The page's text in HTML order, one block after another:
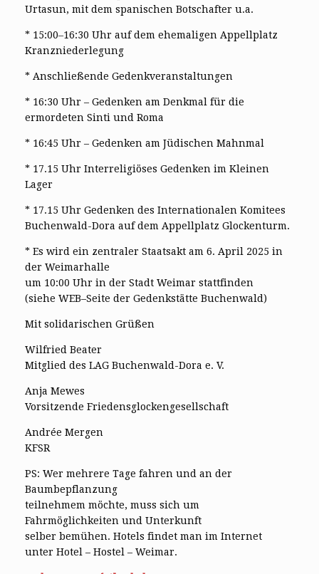
Urtasun, mit dem spanischen Botschafter u.a.
* 15:00‒16:30 Uhr auf dem ehemaligen Appellplatz
Kranzniederlegung
* Anschließende Gedenkveranstaltungen
* 16:30 Uhr – Gedenken am Denkmal für die
ermordeten Sinti und Roma
* 16:45 Uhr – Gedenken am Jüdischen Mahnmal
* 17.15 Uhr Interreligiöses Gedenken im Kleinen
Lager
* 17.15 Uhr Gedenken des Internationalen Komitees
Buchenwald-Dora auf dem Appellplatz Glockenturm.
* Es wird ein zentraler Staatsakt am 6. April 2025 in
der Weimarhalle
um 10:00 Uhr in der Stadt Weimar stattfinden
(siehe WEB–Seite der Gedenkstätte Buchenwald)
Mit solidarischen Grüßen
Wilfried Beater
Mitglied des LAG Buchenwald-Dora e. V.
Anja Mewes
Vorsitzende Friedensglockengesellschaft
Andrée Mergen
KFSR
PS: Wer mehrere Tage fahren und an der
Baumbepflanzung
teilnehmem möchte, muss sich um
Fahrmöglichkeiten und Unterkunft
selber bemühen. Hotels findet man im Internet
unter Hotel – Hostel – Weimar.